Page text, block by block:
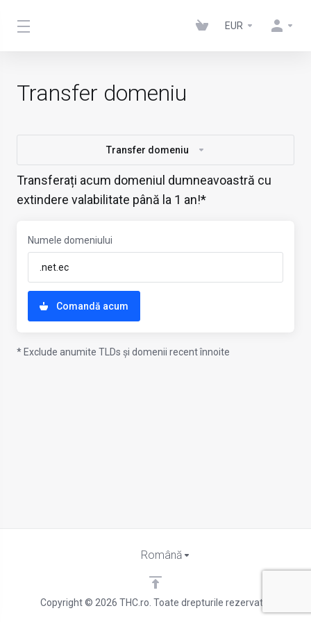
EUR
Transfer domeniu
Transfer domeniu
Transferați acum domeniul dumneavoastră cu
extindere valabilitate până la 1 an!*
Numele domeniului
Comandă acum
* Exclude anumite TLDs și domenii recent înnoite
Copyright © 2026 THC.ro. Toate drepturile rezervate.
Română